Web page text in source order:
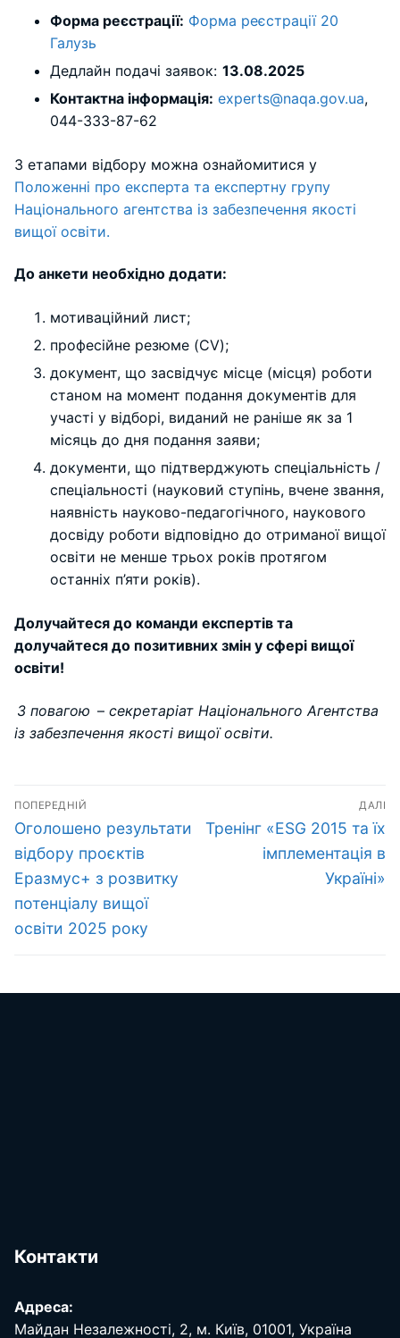
Форма реєстрації: Форма реєстрації 20
Галузь
Дедлайн подачі заявок: 13.08.2025
Контактна інформація: experts@naqa.gov.ua,
044-333-87-62
З етапами відбору можна ознайомитися у
Положенні про експерта та експертну групу
Національного агентства із забезпечення якості
вищої освіти.
До анкети необхідно додати:
мотиваційний лист;
професійне резюме (CV);
документ, що засвідчує місце (місця) роботи
станом на момент подання документів для
участі у відборі, виданий не раніше як за 1
місяць до дня подання заяви;
документи, що підтверджують спеціальність /
спеціальності (науковий ступінь, вчене звання,
наявність науково-педагогічного, наукового
досвіду роботи відповідно до отриманої вищої
освіти не менше трьох років протягом
останніх п’яти років).
Долучайтеся до команди експертів та
долучайтеся до позитивних змін у сфері вищої
освіти!
З повагою – секретаріат Національного Агентства
із забезпечення якості вищої освіти.
Навігація
записів
ПОПЕРЕДНІЙ
Попередній
запис:
Оголошено результати
відбору проєктів
Еразмус+ з розвитку
потенціалу вищої
освіти 2025 року
ДАЛІ
Наступний
Тренінг «ESG 2015 та їх
імплементація в
Україні»
Контакти
Адреса:
Майдан Незалежності, 2, м. Київ, 01001, Україна